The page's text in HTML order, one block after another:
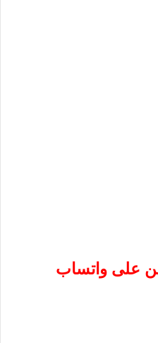
على واتساب